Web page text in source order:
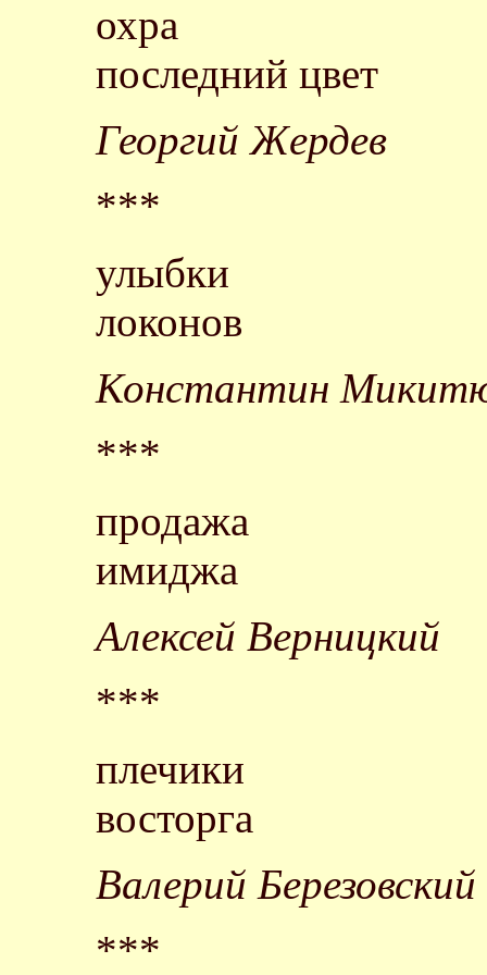
охра
последний цвет
Георгий Жердев
***
улыбки
локонов
Константин
***
продажа
имиджа
Алексей Верницкий
***
плечики
восторга
Валерий Березовский
***